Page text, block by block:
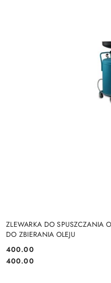
ZLEWARKA DO SPUSZCZANIA
DO ZBIERANIA OLEJU
Cena:
400.00
Cena:
400.00